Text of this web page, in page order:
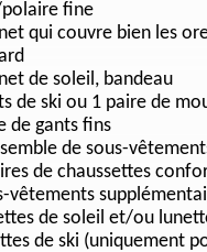
polaire fine
qui couvre bien les
de soleil, bandeau
de ski ou 1 paire de
de gants fins
de sous-
de chaussettes
vêtements
de soleil et/ou
de ski (uniquement